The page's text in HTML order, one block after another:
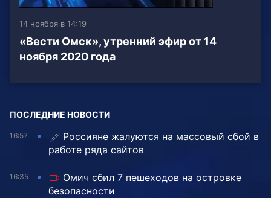
14 ноября в 14:19
«Вести Омск», утренний эфир от 14
ноября 2020 года
ПОСЛЕДНИЕ НОВОСТИ
16:57
Россияне жалуются на массовый сбой в
работе ряда сайтов
16:35
Омич сбил 7 пешеходов на островке
безопасности